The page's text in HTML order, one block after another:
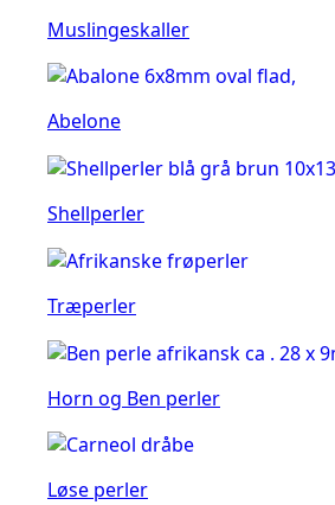
Muslingeskaller
Abelone
Shellperler
Træperler
Horn og Ben perler
Løse perler